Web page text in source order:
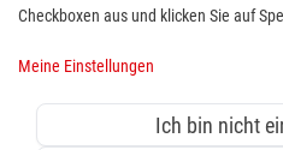
Standort(e):Kiel,
eineHerzensaufgabe
dass die Kinder den
Ihrer Hilfe möglichst
Checkboxen aus und klicken Sie auf
Meine Einstellungen
Ich bin nicht